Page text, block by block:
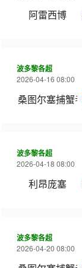
阿雷西博
波多黎各超
2026-04-16 08:00
桑图尔塞捕蟹
波多黎各超
2026-04-18 08:00
利昂庞塞
波多黎各超
2026-04-20 08:00